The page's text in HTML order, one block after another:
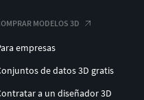
MODELOS 3D
empresas
de datos 3D gratis
a un diseñador 3D